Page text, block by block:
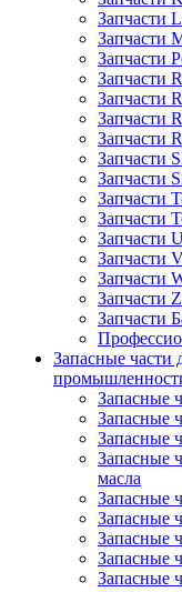
Запчасти
Запчасти
Запчасти
Запчасти
Запчасти
Запчасти
Запчасти
Запчасти
Запчасти
Запчасти
Запчасти
Запчасти
Запчасти
Запчасти
Запчасти
Запчасти
Запасные части
Запасные
Запасные
Запасные
Запасные
масла
Запасные
Запасные
Запасные
Запасные
Запасные